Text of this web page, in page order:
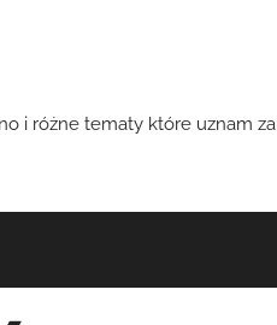
i różne tematy które uznam za